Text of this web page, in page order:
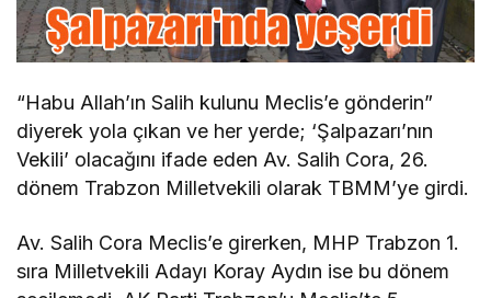
“Habu Allah’ın Salih kulunu Meclis’e gönderin”
diyerek yola çıkan ve her yerde; ‘Şalpazarı’nın
Vekili’ olacağını ifade eden Av. Salih Cora, 26.
dönem Trabzon Milletvekili olarak TBMM’ye girdi.
Av. Salih Cora Meclis’e girerken, MHP Trabzon 1.
sıra Milletvekili Adayı Koray Aydın ise bu dönem